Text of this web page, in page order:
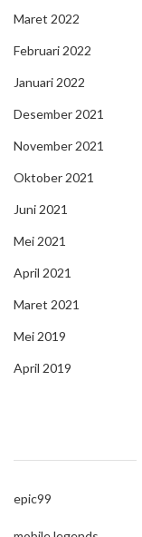
Maret 2022
Februari 2022
Januari 2022
Desember 2021
November 2021
Oktober 2021
Juni 2021
Mei 2021
April 2021
Maret 2021
Mei 2019
April 2019
epic99